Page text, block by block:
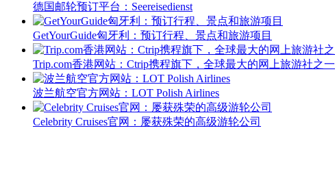
德国邮轮预订平台：Seereisedienst
GetYourGuide匈牙利：预订行程、景点和旅游项目
Trip.com香港网站：Ctrip携程旗下，全球最大的网上旅游社之一
波兰航空官方网站：LOT Polish Airlines
Celebrity Cruises官网：屡获殊荣的高级游轮公司